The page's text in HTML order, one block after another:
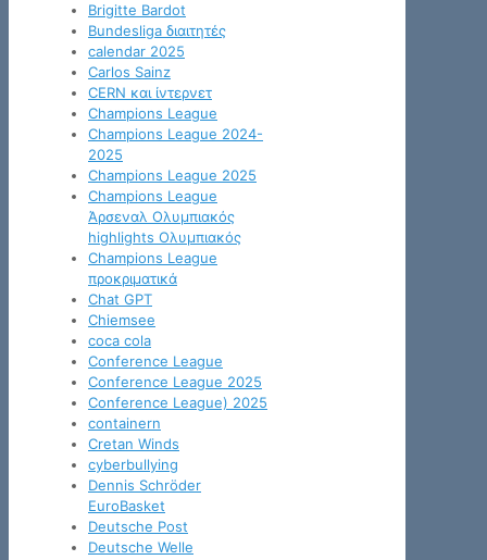
Brigitte Bardot
Bundesliga διαιτητές
calendar 2025
Carlos Sainz
CERN και ίντερνετ
Champions League
Champions League 2024-
2025
Champions League 2025
Champions League
Άρσεναλ Ολυμπιακός
highlights Ολυμπιακός
Champions League
προκριματικά
Chat GPT
Chiemsee
coca cola
Conference League
Conference League 2025
Conference League) 2025
containern
Cretan Winds
cyberbullying
Dennis Schröder
EuroBasket
Deutsche Post
Deutsche Welle